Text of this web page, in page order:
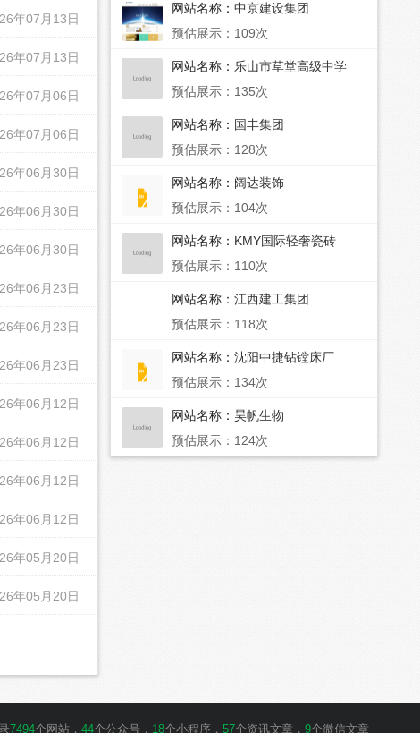
年07月13日
年07月13日
年07月06日
年07月06日
年06月30日
年06月30日
年06月30日
年06月23日
年06月23日
年06月23日
年06月12日
年06月12日
年06月12日
年06月12日
年05月20日
年05月20日
网站名称： 中京建设集团
预估展示：109次
网站名称： 乐山市草堂高级中学
预估展示：135次
网站名称： 国丰集团
预估展示：128次
网站名称： 阔达装饰
预估展示：104次
网站名称： KMY国际轻奢瓷砖
预估展示：110次
网站名称： 江西建工集团
预估展示：118次
网站名称： 沈阳中捷钻镗床厂
预估展示：134次
网站名称： 昊帆生物
预估展示：124次
7494个网站， 44个公众号， 18个小程序， 57个资讯文章， 9个微信文章